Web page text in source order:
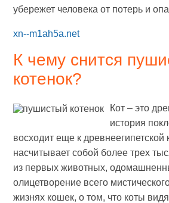
убережет человека от потерь и
xn--m1ah5a.net
К чему снится
котенок?
Кот – это
история
восходит еще к древнеегипетской
насчитывает собой более трех
из первых животных,
олицетворение всего
жизнях кошек, о том, что коты